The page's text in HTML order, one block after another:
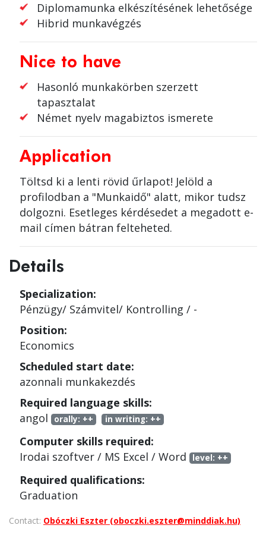
Diplomamunka elkészítésének lehetősége
Hibrid munkavégzés
Nice to have
Hasonló munkakörben szerzett
tapasztalat
Német nyelv magabiztos ismerete
Application
Töltsd ki a lenti rövid űrlapot! Jelöld a
profilodban a "Munkaidő" alatt, mikor tudsz
dolgozni. Esetleges kérdésedet a megadott e-
mail címen bátran felteheted.
Details
Specialization:
Pénzügy/ Számvitel/ Kontrolling / -
Position:
Economics
Scheduled start date:
azonnali munkakezdés
Required language skills:
angol
orally: ++ in writing: ++
Computer skills required:
Irodai szoftver / MS Excel / Word level: ++
Required qualifications:
Graduation
Contact: Obóczki Eszter (oboczki.eszter@minddiak.hu)